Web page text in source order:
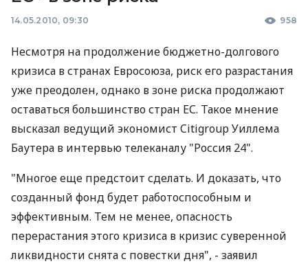
14.05.2010, 09:30 958
Несмотря на продолжение бюджетно-долгового
кризиса в странах Евросоюза, риск его разрастания
уже преодолен, однако в зоне риска продолжают
оставаться большинство стран ЕС. Такое мнение
высказал ведущий экономист Citigroup Уиллема
Баутера в интервью телеканалу "Россия 24".
"Многое еще предстоит сделать. И доказать, что
созданный фонд будет работоспособным и
эффективным. Тем не менее, опасность
перерастания этого кризиса в кризис суверенной
ликвидности снята с повестки дня", - заявил